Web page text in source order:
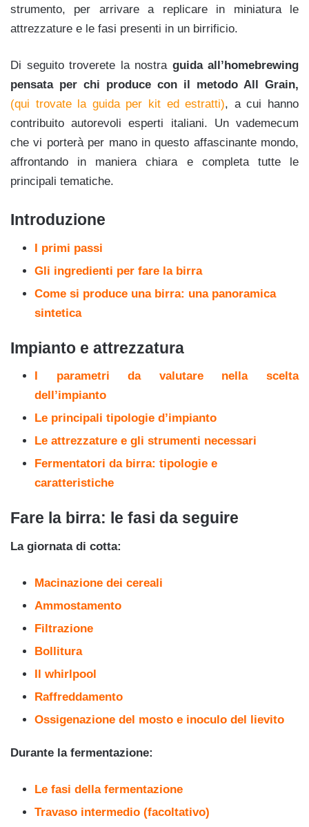
strumento, per arrivare a replicare in miniatura le
attrezzature e le fasi presenti in un birrificio.
Di seguito troverete la nostra guida all’homebrewing
pensata per chi produce con il metodo All Grain,
(qui trovate la guida per kit ed estratti), a cui hanno
contribuito autorevoli esperti italiani. Un vademecum
che vi porterà per mano in questo affascinante mondo,
affrontando in maniera chiara e completa tutte le
principali tematiche.
Introduzione
I primi passi
Gli ingredienti per fare la birra
Come si produce una birra: una panoramica
sintetica
Impianto e attrezzatura
I parametri da valutare nella scelta
dell’impianto
Le principali tipologie d’impianto
Le attrezzature e gli strumenti necessari
Fermentatori da birra: tipologie e
caratteristiche
Fare la birra: le fasi da seguire
La giornata di cotta:
Macinazione dei cereali
Ammostamento
Filtrazione
Bollitura
Il whirlpool
Raffreddamento
Ossigenazione del mosto e inoculo del lievito
Durante la fermentazione:
Le fasi della fermentazione
Travaso intermedio (facoltativo)